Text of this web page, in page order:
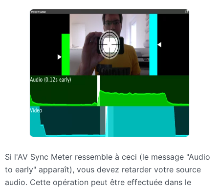
Si l'AV Sync Meter ressemble à ceci (le message "Audio
to early" apparaît), vous devez retarder votre source
audio. Cette opération peut être effectuée dans le